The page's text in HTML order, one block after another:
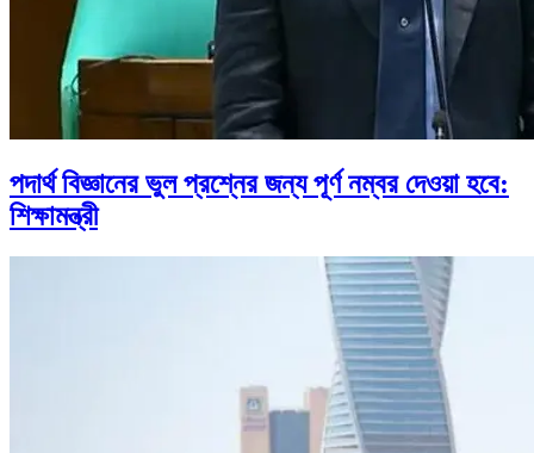
পদার্থ বিজ্ঞানের ভুল প্রশ্নের জন্য পূর্ণ নম্বর দেওয়া হবে:
শিক্ষামন্ত্রী